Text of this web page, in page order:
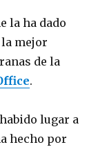
la ha dado
mejor
de la
.
lugar a
hecho por